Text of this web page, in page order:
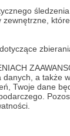
a także
Twoje dane
do
Irmina i